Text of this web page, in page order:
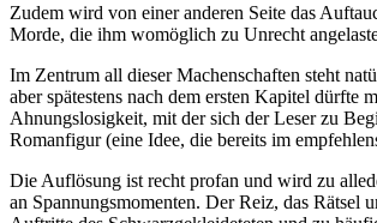
Zudem wird von einer anderen Seite das
Morde, die ihm womöglich zu Unrecht
Im Zentrum all dieser Machenschaften steht
aber spätestens nach dem ersten Kapitel
Ahnungslosigkeit, mit der sich der Leser zu
Romanfigur (eine Idee, die bereits im
Die Auflösung ist recht profan und wird zu
an Spannungsmomenten. Der Reiz, das Rätsel